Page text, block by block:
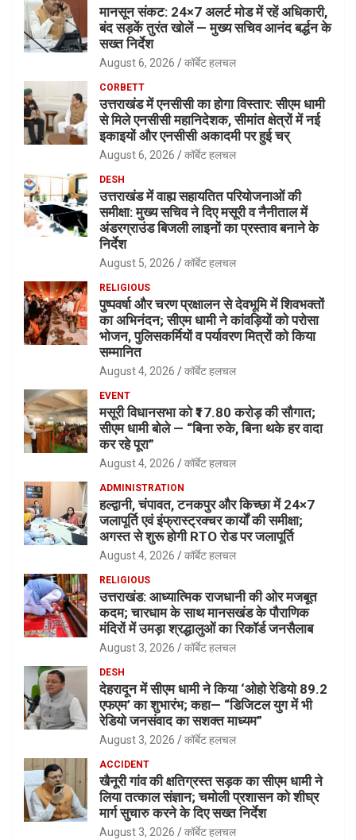
मानसून संकट: 24×7 अलर्ट मोड में रहें अधिकारी,
बंद सड़कें तुरंत खोलें — मुख्य सचिव आनंद बर्द्धन के
सख्त निर्देश
August 6, 2026 कॉर्बेट हलचल
CORBETT
उत्तराखंड में एनसीसी का होगा विस्तार: सीएम धामी
से मिले एनसीसी महानिदेशक, सीमांत क्षेत्रों में नई
इकाइयों और एनसीसी अकादमी पर हुई चर्
August 6, 2026 कॉर्बेट हलचल
DESH
उत्तराखंड में वाह्य सहायतित परियोजनाओं की
समीक्षा: मुख्य सचिव ने दिए मसूरी व नैनीताल में
अंडरग्राउंड बिजली लाइनों का प्रस्ताव बनाने के
निर्देश
August 5, 2026 कॉर्बेट हलचल
RELIGIOUS
पुष्पवर्षा और चरण प्रक्षालन से देवभूमि में शिवभक्तों
का अभिनंदन; सीएम धामी ने कांवड़ियों को परोसा
भोजन, पुलिसकर्मियों व पर्यावरण मित्रों को किया
सम्मानित
August 4, 2026 कॉर्बेट हलचल
EVENT
मसूरी विधानसभा को ₹17.80 करोड़ की सौगात;
सीएम धामी बोले — “बिना रुके, बिना थके हर वादा
कर रहे पूरा”
August 4, 2026 कॉर्बेट हलचल
ADMINISTRATION
हल्द्वानी, चंपावत, टनकपुर और किच्छा में 24×7
जलापूर्ति एवं इंफ्रास्ट्रक्चर कार्यों की समीक्षा;
अगस्त से शुरू होगी RTO रोड पर जलापूर्ति
August 4, 2026 कॉर्बेट हलचल
RELIGIOUS
उत्तराखंड: आध्यात्मिक राजधानी की ओर मजबूत
कदम; चारधाम के साथ मानसखंड के पौराणिक
मंदिरों में उमड़ा श्रद्धालुओं का रिकॉर्ड जनसैलाब
August 3, 2026 कॉर्बेट हलचल
DESH
देहरादून में सीएम धामी ने किया ‘ओहो रेडियो 89.2
एफएम’ का शुभारंभ; कहा— “डिजिटल युग में भी
रेडियो जनसंवाद का सशक्त माध्यम”
August 3, 2026 कॉर्बेट हलचल
ACCIDENT
खैनूरी गांव की क्षतिग्रस्त सड़क का सीएम धामी ने
लिया तत्काल संज्ञान; चमोली प्रशासन को शीघ्र
मार्ग सुचारु करने के दिए सख्त निर्देश
August 3, 2026 कॉर्बेट हलचल